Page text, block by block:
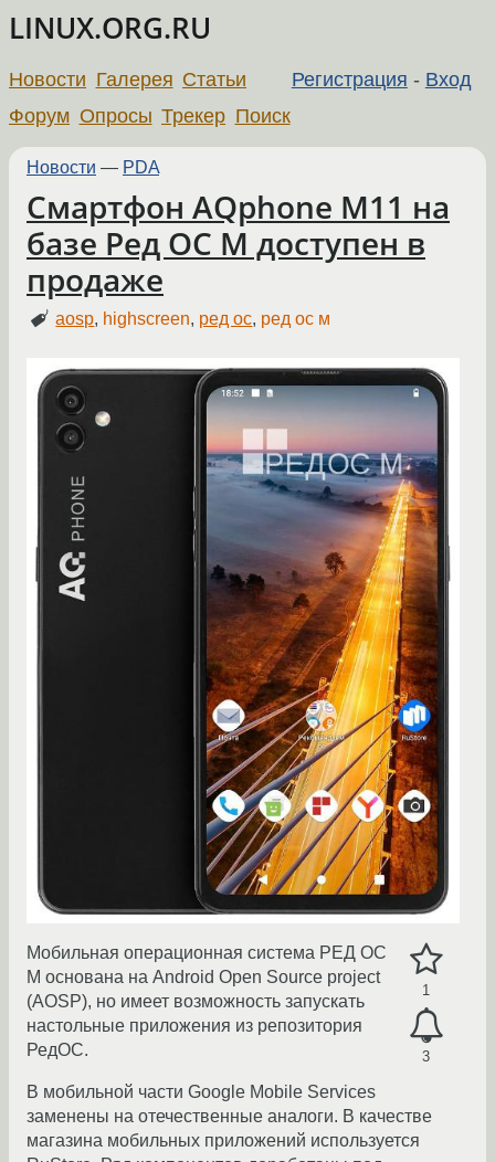
LINUX.ORG.RU
Регистрация - Вход
Новости Галерея Статьи
Форум Опросы Трекер Поиск
Новости — PDA
Смартфон AQphone M11 на
базе Ред ОС М доступен в
продаже
aosp, highscreen, ред ос, ред ос м
1
3
Мобильная операционная система РЕД ОС
М основана на Android Open Source project
(AOSP), но имеет возможность запускать
настольные приложения из репозитория
РедОС.
В мобильной части Google Mobile Services
заменены на отечественные аналоги. В качестве
магазина мобильных приложений используется